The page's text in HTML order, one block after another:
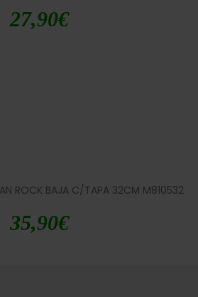
27,90€
ROCK BAJA C/TAPA 32CM M810532
35,90€